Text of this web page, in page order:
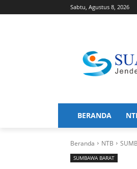
Sabtu, Agustus 8, 2026
BERANDA
Beranda NTB
SUMBAWA BARAT